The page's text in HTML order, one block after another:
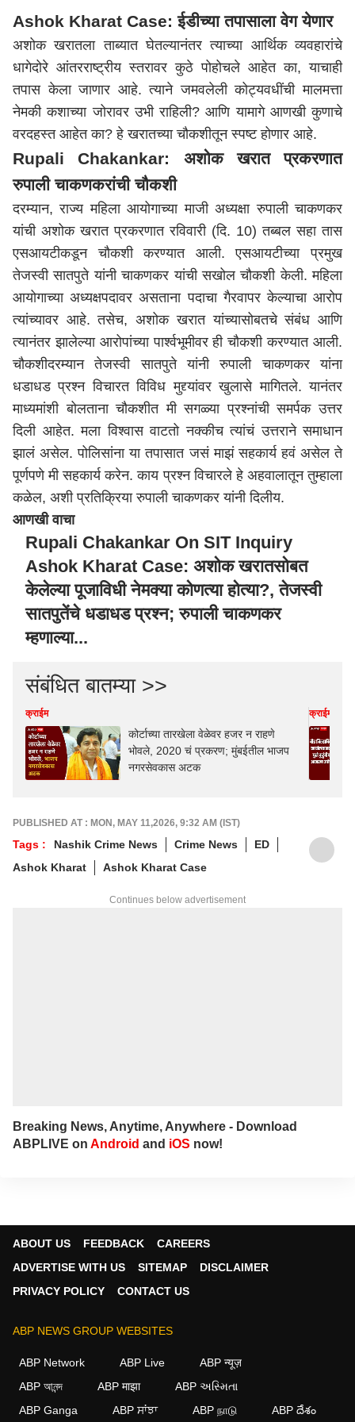
Ashok Kharat Case: ईडीच्या तपासाला वेग येणार
अशोक खरातला ताब्यात घेतल्यानंतर त्याच्या आर्थिक व्यवहारांचे
धागेदोरे आंतरराष्ट्रीय स्तरावर कुठे पोहोचले आहेत का, याचाही
तपास केला जाणार आहे. त्याने जमवलेली कोट्यवधींची मालमत्ता
नेमकी कशाच्या जोरावर उभी राहिली? आणि यामागे आणखी कुणाचे
वरदहस्त आहेत का? हे खरातच्या चौकशीतून स्पष्ट होणार आहे.
Rupali Chakankar: अशोक खरात प्रकरणात
रुपाली चाकणकरांची चौकशी
दरम्यान, राज्य महिला आयोगाच्या माजी अध्यक्षा रुपाली चाकणकर
यांची अशोक खरात प्रकरणात रविवारी (दि. 10) तब्बल सहा तास
एसआयटीकडून चौकशी करण्यात आली. एसआयटीच्या प्रमुख
तेजस्वी सातपुते यांनी चाकणकर यांची सखोल चौकशी केली. महिला
आयोगाच्या अध्यक्षपदावर असताना पदाचा गैरवापर केल्याचा आरोप
त्यांच्यावर आहे. तसेच, अशोक खरात यांच्यासोबतचे संबंध आणि
त्यानंतर झालेल्या आरोपांच्या पार्श्वभूमीवर ही चौकशी करण्यात आली.
चौकशीदरम्यान तेजस्वी सातपुते यांनी रुपाली चाकणकर यांना
धडाधड प्रश्न विचारत विविध मुद्द्यांवर खुलासे मागितले. यानंतर
माध्यमांशी बोलताना चौकशीत मी सगळ्या प्रश्नांची समर्पक उत्तर
दिली आहेत. मला विश्वास वाटतो नक्कीच त्यांचं उत्तराने समाधान
झालं असेल. पोलिसांना या तपासात जसं माझं सहकार्य हवं असेल ते
पूर्णपणे मी सहकार्य करेन. काय प्रश्न विचारले हे अहवालातून तुम्हाला
कळेल, अशी प्रतिक्रिया रुपाली चाकणकर यांनी दिलीय.
आणखी वाचा
Rupali Chakankar On SIT Inquiry
Ashok Kharat Case: अशोक खरातसोबत
केलेल्या पूजाविधी नेमक्या कोणत्या होत्या?, तेजस्वी
सातपुतेंचे धडाधड प्रश्न; रुपाली चाकणकर
म्हणाल्या...
संबंधित बातम्या >>
क्राईम
कोर्टाच्या तारखेला वेळेवर हजर न राहणे
भोवले, 2020 चं प्रकरण; मुंबईतील भाजप
नगरसेवकास अटक
क्राईम
PUBLISHED AT : MON, MAY 11,2026, 9:32 AM (IST)
Tags : Nashik Crime News Crime News
ED
Ashok Kharat
Ashok Kharat Case
Continues below advertisement
Breaking News, Anytime, Anywhere - Download
ABPLIVE on Android and iOS now!
ABOUT US FEEDBACK
CAREERS
ADVERTISE WITH US
SITEMAP
DISCLAIMER
PRIVACY POLICY
CONTACT US
ABP NEWS GROUP WEBSITES
ABP Network ABP Live
ABP न्यूज़
ABP আনন্দ
ABP माझा
ABP અસ્મિતા
ABP Ganga
ABP ਸਾਂਝਾ ABP நாடு ABP దేశం
We use cookies to improve your experience, analyze